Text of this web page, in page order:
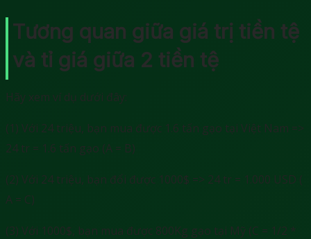
Tương quan giữa giá trị tiền tệ
và tỉ giá giữa 2 tiền tệ
Hãy xem ví dụ dưới đây:
(1) Với 24 triệu, bạn mua được 1.6 tấn gạo tại Việt Nam =>
24 tr = 1.6 tấn gạo (A = B)
(2) Với 24 triệu, bạn đổi được 1000$ => 24 tr = 1.000 USD (
A = C)
(3) Với 1000$, bạn mua được 800Kg gạo tại Mỹ (C = 1/2 *